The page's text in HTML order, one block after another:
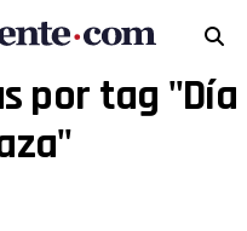
por tag "Día